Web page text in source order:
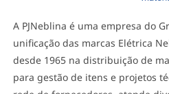
A PJNeblina é uma empresa do
unificação das marcas Elétrica
desde 1965 na distribuição de
para gestão de itens e projetos